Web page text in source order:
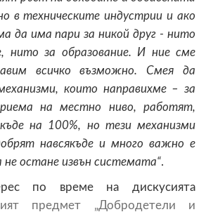
в техническите индустрии и ако
да има пари за никой друг - нито
нито за образование. И ние сме
всичко възможно. Смея да
които направихме – за
на местно ниво, работят,
на 100%, но тези механизми
навсякъде и много важно е
остане извън системата“.
по време на дискусията
предмет „Добродетели и